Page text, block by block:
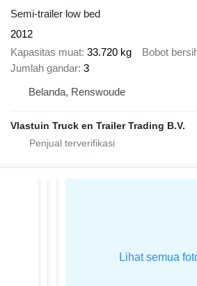
Semi-trailer low bed
2012
Kapasitas muat 33.720 kg Bobot
Jumlah gandar 3
Belanda, Renswoude
Vlastuin Truck en Trailer Trading B.V.